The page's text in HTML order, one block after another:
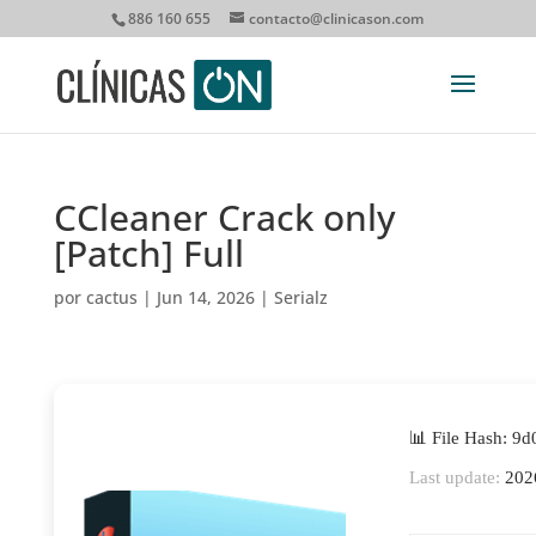
886 160 655 contacto@clinicason.com
CCleaner Crack only
[Patch] Full
por cactus | Jun 14, 2026| Serialz
📊 File Hash:
Last update: